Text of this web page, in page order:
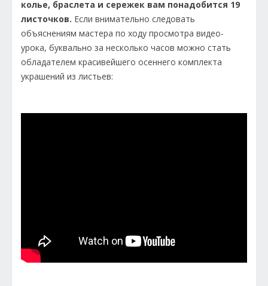
колье, браслета и сережек вам понадобится 19
листочков. Если внимательно следовать
объяснениям мастера по ходу просмотра видео-
урока, буквально за несколько часов можно стать
обладателем красивейшего осеннего комплекта
украшений из листьев: